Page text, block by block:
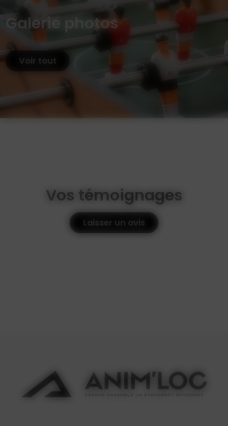
Galerie photos
Voir tout
Vos témoignages
Laisser un avis